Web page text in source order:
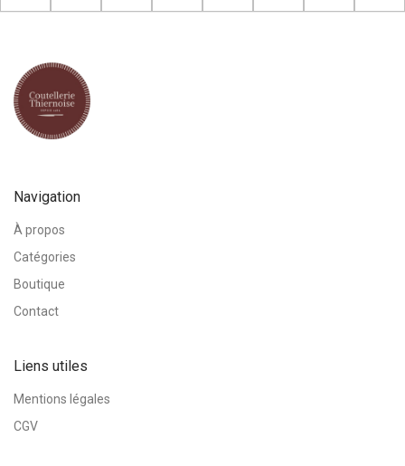
Navigation
À propos
Catégories
Boutique
Contact
Liens utiles
Mentions légales
CGV